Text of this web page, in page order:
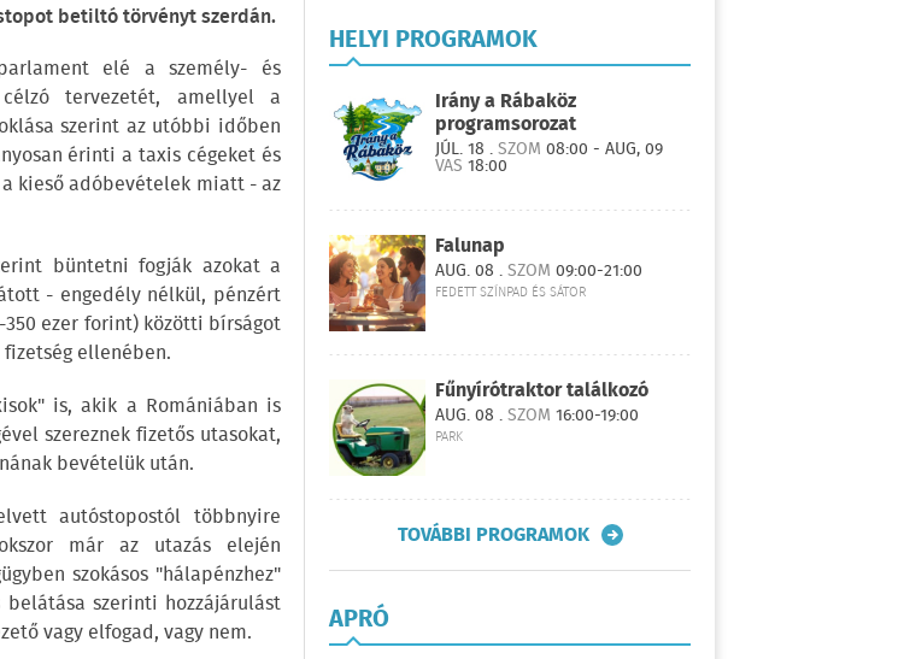
betiltó törvényt szerdán.
elé a személy- és
tervezetét, amellyel a
szerint az utóbbi időben
érinti a taxis cégeket és
kieső adóbevételek miatt - az
büntetni fogják azokat a
- engedély nélkül, pénzért
ezer forint) közötti bírságot
ellenében.
is, akik a Romániában is
szereznek fizetős utasokat,
bevételük után.
autóstopostól többnyire
már az utazás elején
szokásos "hálapénzhez"
szerinti hozzájárulást
vagy elfogad, vagy nem.
HELYI PROGRAMOK
Irány a Rábaköz
programsorozat
JÚL. 18 .SZOM 08:00 - AUG, 09
VAS 18:00
Falunap
AUG. 08 .SZOM 09:00-21:00
FEDETT SZÍNPAD ÉS SÁTOR
Fűnyírótraktor találkozó
AUG. 08 .SZOM 16:00-19:00
PARK
TOVÁBBI PROGRAMOK
APRÓ